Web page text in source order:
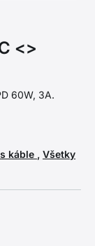
<>
60W, 3A.
káble , Všetky